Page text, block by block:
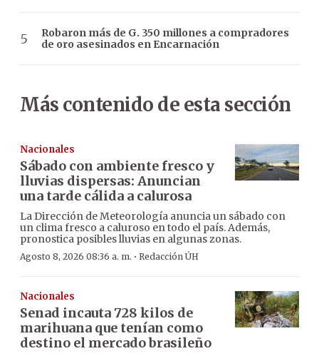
Robaron más de G. 350 millones a compradores
de oro asesinados en Encarnación
Más contenido de esta sección
Nacionales
Sábado con ambiente fresco y
lluvias dispersas: Anuncian
una tarde cálida a calurosa
La Dirección de Meteorología anuncia un sábado con
un clima fresco a caluroso en todo el país. Además,
pronostica posibles lluvias en algunas zonas.
Agosto 8, 2026 08:36 a. m. · Redacción ÚH
Nacionales
Senad incauta 728 kilos de
marihuana que tenían como
destino el mercado brasileño